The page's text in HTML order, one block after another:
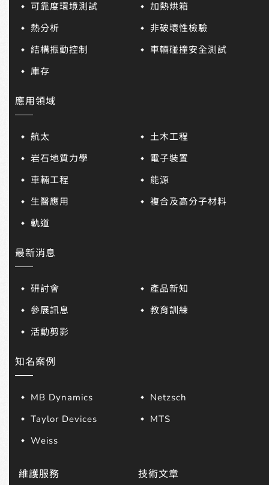
可靠度環境測試
加熱烘箱
熱分析
非破壞性檢驗
結構振動控制
車輛碰撞安全測試
庫存
應用領域
航太
土木工程
岩石地質力學
電子裝置
車輛工程
能源
生醫應用
複合及高分子材料
軌道
最新消息
研討會
產品新知
參展訊息
教育訓練
活動剪影
知名案例
MB Dynamics
Netzsch
Taylor Devices
MTS
Weiss
維護服務 技術文章